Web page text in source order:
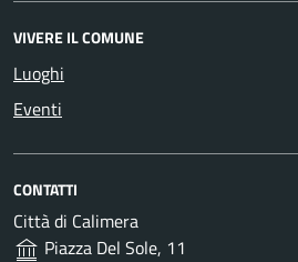
VIVERE IL COMUNE
Luoghi
Eventi
CONTATTI
Città di Calimera
Piazza Del Sole, 11